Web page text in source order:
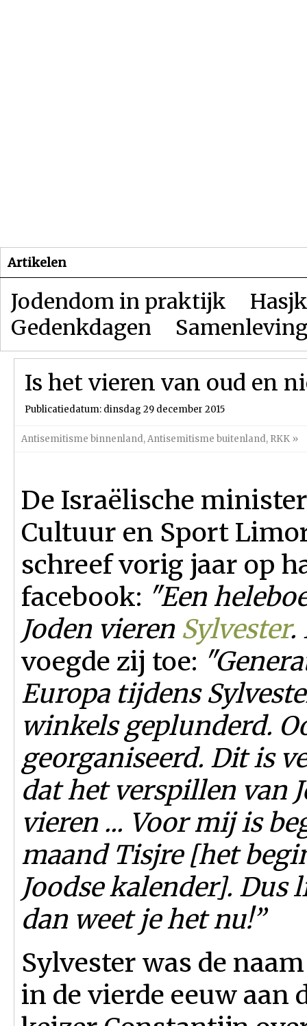
Artikelen
Jodendom in praktijk
Gedenkdagen
Is het vieren van oud en
Publicatiedatum: dinsdag 29 december 2015
Antisemitisme binnenland,Antisemitisme buitenland, RKK »
De Israëlische
Cultuur en Sport
schreef vorig jaar op
facebook: "Een
Joden vieren Sylvester.
voegde zij toe:
Europa tijdens
winkels geplunderd.
georganiseerd. Dit is
dat het verspillen van
vieren ... Voor mij is
maand Tisjre [het
Joodse kalender]. Dus
dan weet je het nu!”
Sylvester was de
in de vierde eeuw aan